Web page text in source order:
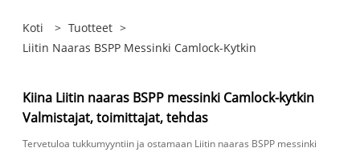
Koti > Tuotteet >
Liitin Naaras BSPP Messinki Camlock-Kytkin
Kiina Liitin naaras BSPP messinki Camlock-kytkin
Valmistajat, toimittajat, tehdas
Tervetuloa tukkumyyntiin ja ostamaan Liitin naaras BSPP messinki